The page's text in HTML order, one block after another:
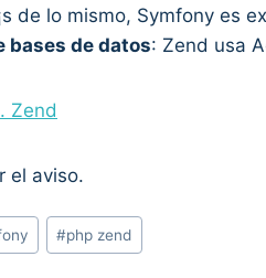
de lo mismo, Symfony es
bases de datos: Zend usa
Zend
el aviso.
#php zend